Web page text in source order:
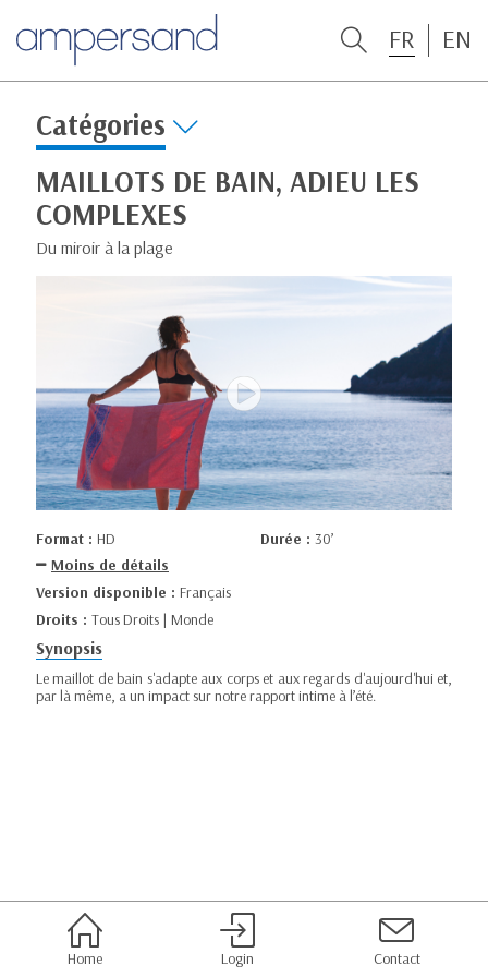
FR EN
Catégories
MAILLOTS DE BAIN, ADIEU LES
COMPLEXES
Du miroir à la plage
Format : HD Durée : 30’
Moins de détails
Version disponible : Français
Droits : Tous Droits | Monde
Synopsis
Le maillot de bain s'adapte aux corps et aux regards d'aujourd'hui et,
par là même, a un impact sur notre rapport intime à l’été.
Home Login Contact